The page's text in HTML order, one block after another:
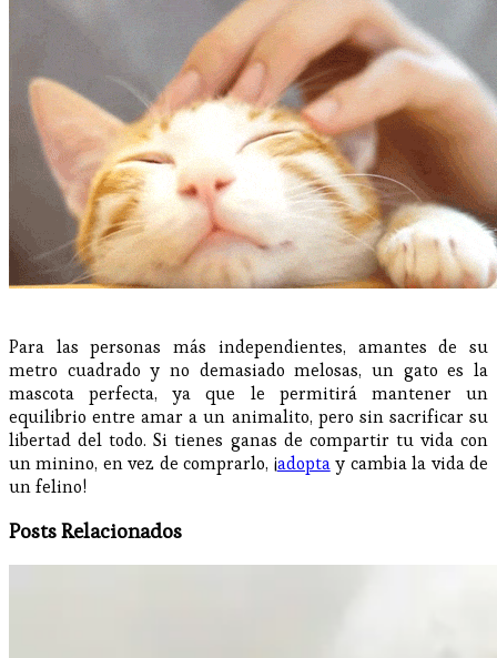
Para las personas más independientes, amantes de su
metro cuadrado y no demasiado melosas, un gato es la
mascota perfecta, ya que le permitirá mantener un
equilibrio entre amar a un animalito, pero sin sacrificar su
libertad del todo. Si tienes ganas de compartir tu vida con
un minino, en vez de comprarlo, ¡adoptay cambia la vida de
un felino!
Posts Relacionados